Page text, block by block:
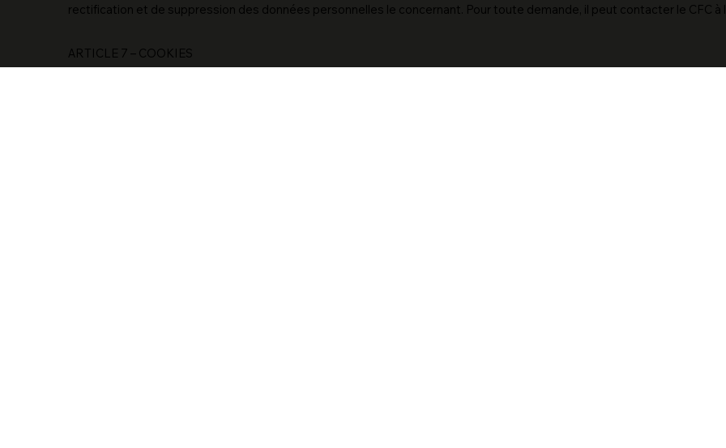
rectification et de suppression des données personnelles le concernant. Pour toute demande, il peut contacter le CFC à
ARTICLE 7 – COOKIES